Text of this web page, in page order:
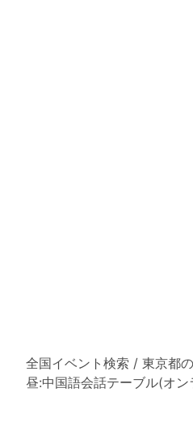
全国イベント検索 / 東京都
昼:中国語会話テーブル(オ